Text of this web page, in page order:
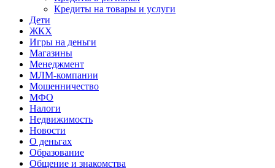
Кредиты на товары и услуги
Дети
ЖКХ
Игры на деньги
Магазины
Менеджмент
МЛМ-компании
Мошенничество
МФО
Налоги
Недвижимость
Новости
О деньгах
Образование
Общение и знакомства